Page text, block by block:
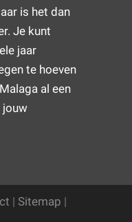
is het dan
Je kunt
jaar
te hoeven
al een
jouw
| Sitemap |